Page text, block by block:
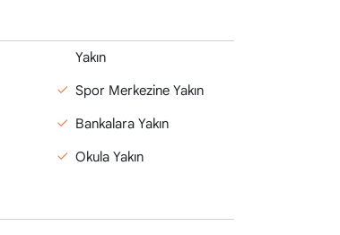
Yakın
Spor Merkezine Yakın
Bankalara Yakın
Okula Yakın